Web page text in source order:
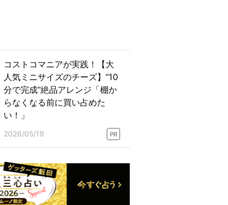
コストコマニアが実践！【大
人気ミニサイズのチーズ】“10
分で完成”絶品アレンジ「棚か
らなくなる前に買い占めた
い！」
2026/05/19 PR